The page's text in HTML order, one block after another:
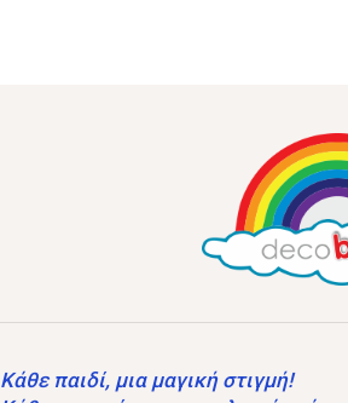
Κάθε παιδί, μια μαγική στιγμή!